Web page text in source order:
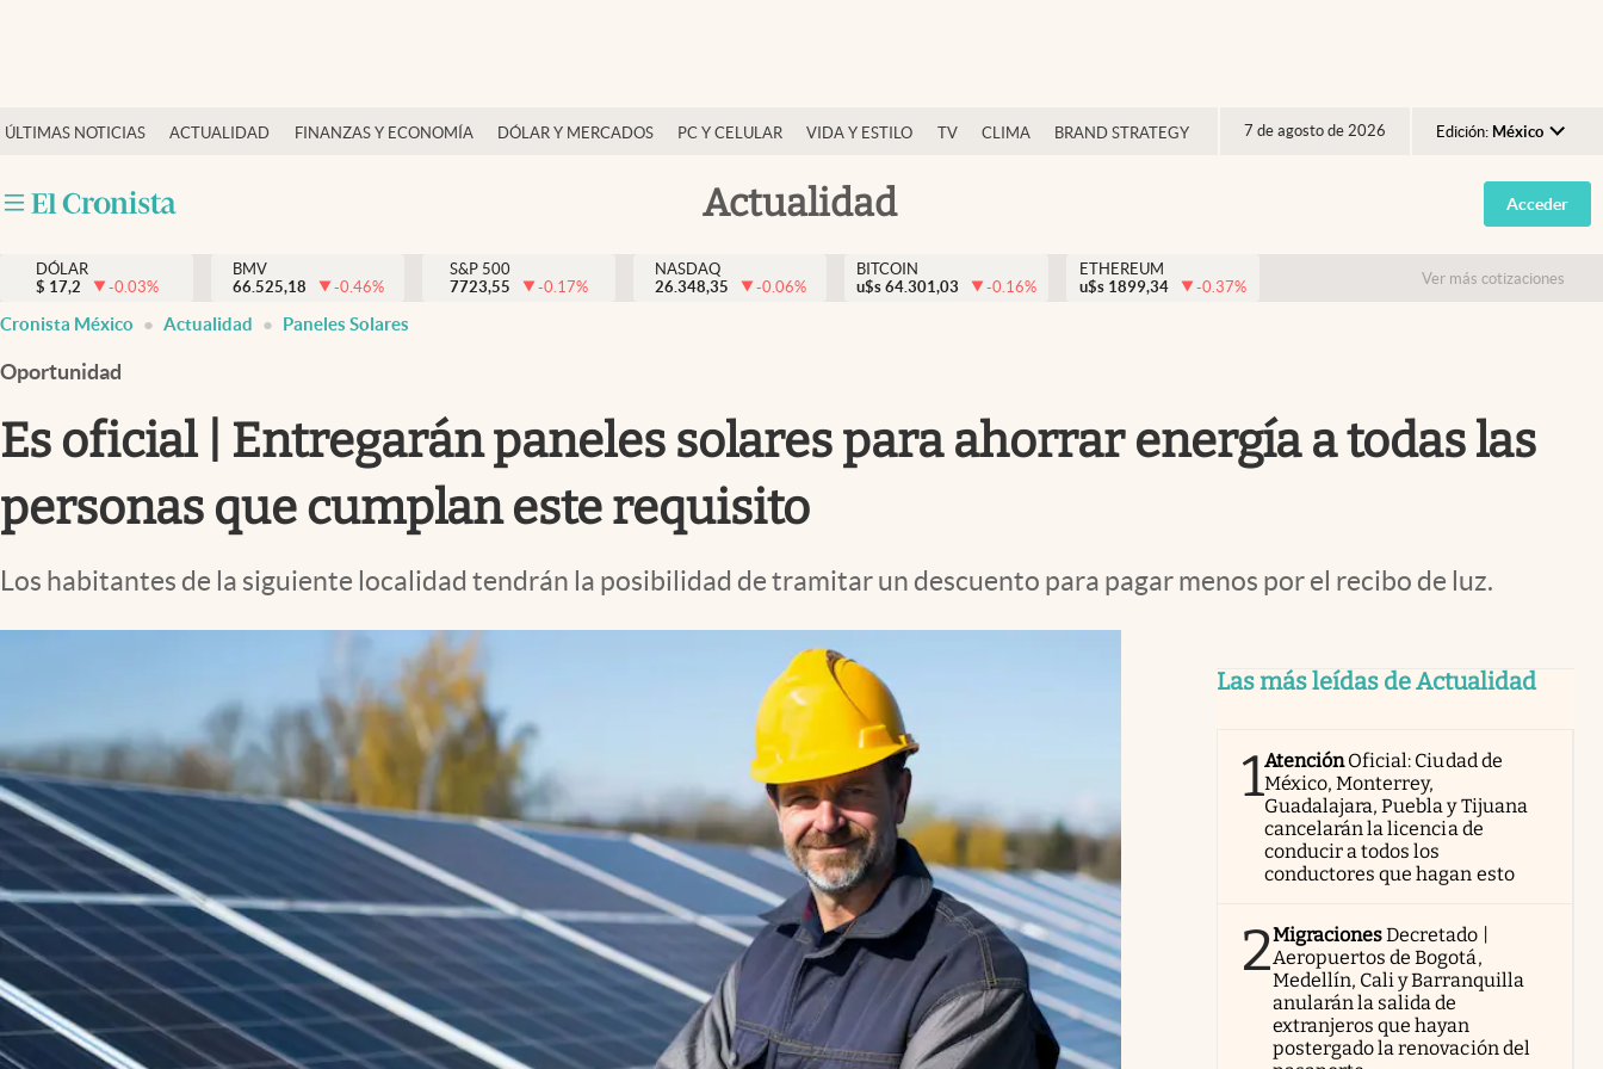
ÚLTIMAS NOTICIAS ACTUALIDAD FINANZAS Y ECONOMÍA DÓLAR Y MERCADOS PC Y CELULAR VIDA Y ESTILO TV CLIMA BRAND STRATEGY 7 de agosto de 2026 Edición: México
Argentina
España
USA
Actualidad
Actualidad
Internacionales
Opinión
Brand Strategy
Vida y estilo
Tv
Espiritualidad
Acceder
DÓLAR
$ 17,2 -0.03%
BMV
66.525,18
-0.46%
S&P 500
7723,55
-0.17%
NASDAQ
26.348,35
-0.06%
BITCOIN
u$s 64.301,03 -0.16%
ETHEREUM
u$s 1899,34 -0.37% Ver más cotizaciones
Cronista México Actualidad Paneles Solares
Oportunidad
Es oficial | Entregarán paneles solares para ahorrar energía a todas las
personas que cumplan este requisito
Los habitantes de la siguiente localidad tendrán la posibilidad de tramitar un descuento para pagar menos por el recibo de luz.
Las más leídas de Actualidad
1AtenciónOficial: Ciudad de
México, Monterrey,
Guadalajara, Puebla y Tijuana
cancelarán la licencia de
conducir a todos los
conductores que hagan esto
2MigracionesDecretado |
Aeropuertos de Bogotá,
Medellín, Cali y Barranquilla
anularán la salida de
extranjeros que hayan
postergado la renovación del